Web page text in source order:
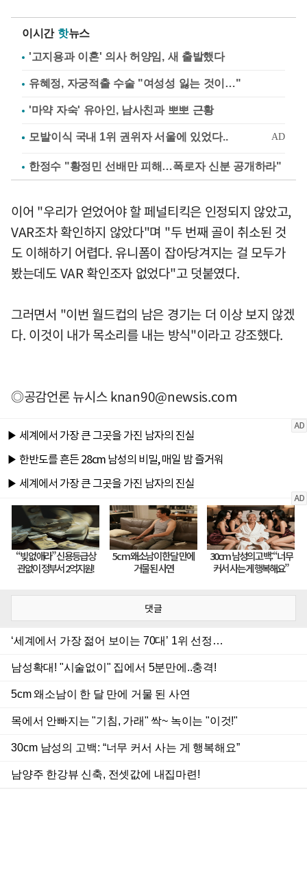
이시간 핫뉴스
'고지용과 이혼' 의사 허양임, 새 출발했다
유혜정, 자궁적출 수술 "여성성 잃는 것이…"
'마약 자숙' 유아인, 남사친과 뽀뽀 근황
한정수 "황정민 선배만 피해…폭로자 신분 공개하라"
이어 "우리가 얻었어야 할 페널티킥은 인정되지 않았고,
VAR조차 확인하지 않았다"며 "두 번째 골이 취소된 것
도 이해하기 어렵다. 유니폼이 잡아당겨지는 걸 모두가
봤는데도 VAR 확인조자 없었다"고 덧붙였다.
그러면서 "이번 월드컵의 남은 경기는 더 이상 보지 않겠
다. 이것이 내가 목소리를 내는 방식"이라고 강조했다.
◎공감언론 뉴시스knan90@newsis.com
댓글